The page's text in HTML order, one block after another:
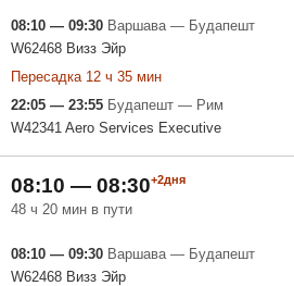
08:10 — 09:30 Варшава — Будапешт
W62468 Визз Эйр
Пересадка 12 ч 35 мин
22:05 — 23:55 Будапешт — Рим
W42341 Aero Services Executive
08:10 — 08:30+2дня
48 ч 20 мин в пути
08:10 — 09:30 Варшава — Будапешт
W62468 Визз Эйр